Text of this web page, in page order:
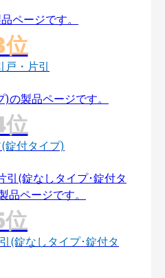
戸・片引
錠付タイプ)
(錠なしタイプ･錠付タ